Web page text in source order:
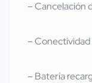
– Cancelación
–
– Batería